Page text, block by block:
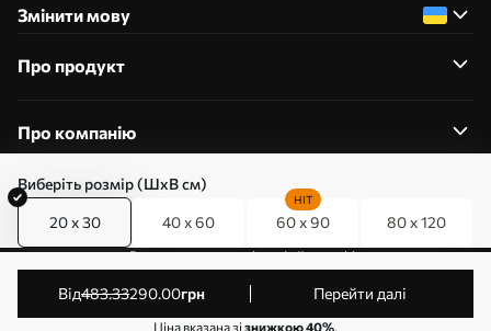
Виберіть розмір (ШхВ см)
20 x 30 40 x 60 60 x 90
HIT
80 x 120
від483.33290.00грн Перейти далі
Ціна вказана зізнижкою 40%.
Змінити мову
Про продукт
Про компанію
0800357223
Редагування дозволів на файли cookie
© 2011-2026 Art-holst. Усі права захищені. Власник:
ТОВ “КЛЄВЄР”. Код ЄДРПОУ: 31780602.